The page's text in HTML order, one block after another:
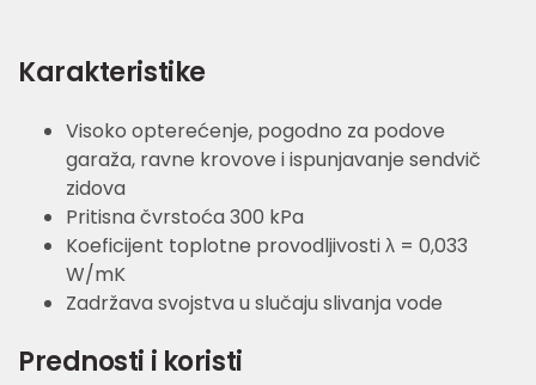
Karakteristike
Visoko opterećenje, pogodno za podove
garaža, ravne krovove i ispunjavanje sendvič
zidova
Pritisna čvrstoća 300 kPa
Koeficijent toplotne provodljivosti λ = 0,033
W/mK
Zadržava svojstva u slučaju slivanja vode
Prednosti i koristi